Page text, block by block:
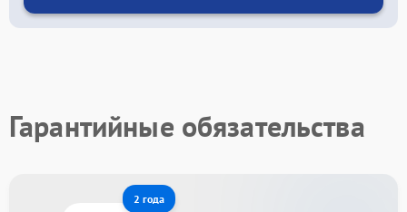
Гарантийные обязательства
2 года